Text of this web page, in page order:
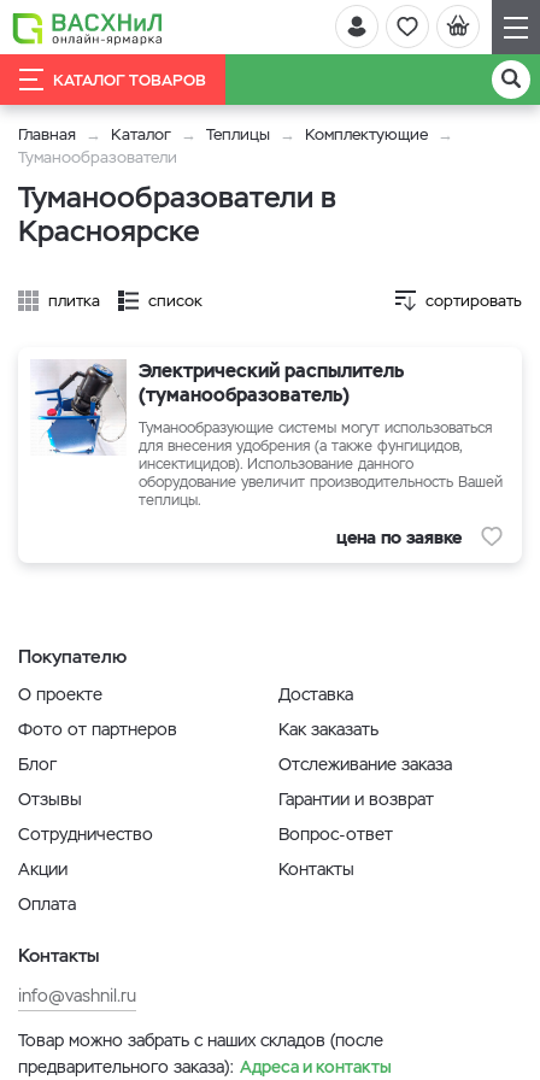
КАТАЛОГ ТОВАРОВ
Главная Каталог Теплицы
Комплектующие
Туманообразователи
Туманообразователи в
Красноярске
плитка список сортировать
Электрический распылитель
(туманообразователь)
Туманообразующие системы могут использоваться
для внесения удобрения (а также фунгицидов,
инсектицидов). Использование данного
оборудование увеличит производительность Вашей
теплицы.
цена по заявке
Покупателю
О проекте
Фото от партнеров
Блог
Отзывы
Сотрудничество
Акции
Оплата
Доставка
Как заказать
Отслеживание заказа
Гарантии и возврат
Вопрос-ответ
Контакты
Контакты
info@vashnil.ru
Товар можно забрать с наших складов (после
предварительного заказа): Адреса и контакты